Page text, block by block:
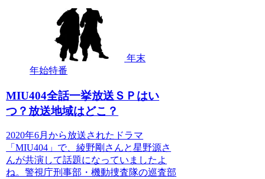
年末
年始特番
MIU404全話一挙放送ＳＰはい
つ？放送地域はどこ？
2020年6月から放送されたドラマ
「MIU404」で、綾野剛さんと星野源さ
んが共演して話題になっていましたよ
ね。警視庁刑事部・機動捜査隊の巡査部